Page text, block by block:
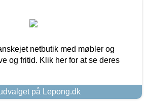
netbutik med møbler og
og fritid. Klik her for at se deres
på Lepong.dk